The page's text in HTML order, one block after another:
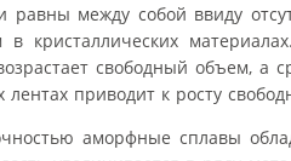
равны между собой ввиду
кристаллических
свободный объем, а
лентах приводит к росту
аморфные сплавы